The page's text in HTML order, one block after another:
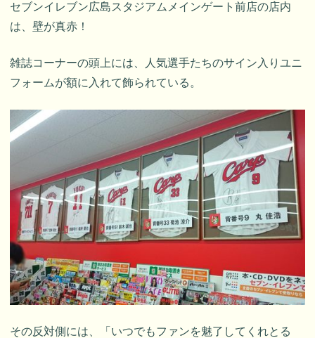
セブンイレブン広島スタジアムメインゲート前店の店内
は、壁が真赤！
雑誌コーナーの頭上には、人気選手たちのサイン入りユニ
フォームが額に入れて飾られている。
その反対側には、「いつでもファンを魅了してくれとる